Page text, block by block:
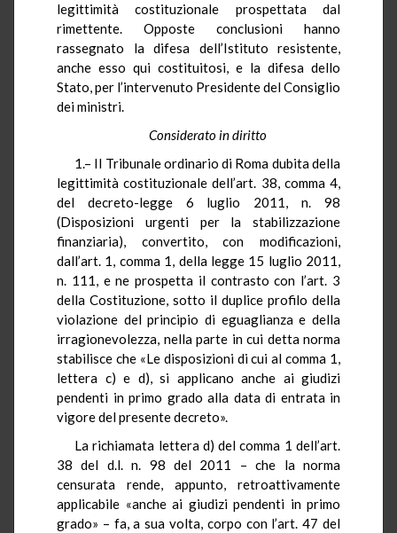
legittimità costituzionale prospettata dal
rimettente. Opposte conclusioni hanno
rassegnato la difesa dell’Istituto resistente,
anche esso qui costituitosi, e la difesa dello
Stato, per l’intervenuto Presidente del Consiglio
dei ministri.
Considerato in diritto
1.– Il Tribunale ordinario di Roma dubita della
legittimità costituzionale dell’art. 38, comma 4,
del decreto-legge 6 luglio 2011, n. 98
(Disposizioni urgenti per la stabilizzazione
finanziaria), convertito, con modificazioni,
dall’art. 1, comma 1, della legge 15 luglio 2011,
n. 111, e ne prospetta il contrasto con l’art. 3
della Costituzione, sotto il duplice profilo della
violazione del principio di eguaglianza e della
irragionevolezza, nella parte in cui detta norma
stabilisce che «Le disposizioni di cui al comma 1,
lettera c) e d), si applicano anche ai giudizi
pendenti in primo grado alla data di entrata in
vigore del presente decreto».
La richiamata lettera d) del comma 1 dell’art.
38 del d.l. n. 98 del 2011 – che la norma
censurata rende, appunto, retroattivamente
applicabile «anche ai giudizi pendenti in primo
grado» – fa, a sua volta, corpo con l’art. 47 del